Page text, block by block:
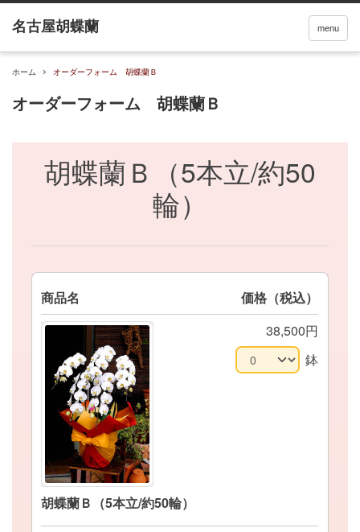
menu
ホーム オーダーフォーム 胡蝶蘭Ｂ
オーダーフォーム 胡蝶蘭Ｂ